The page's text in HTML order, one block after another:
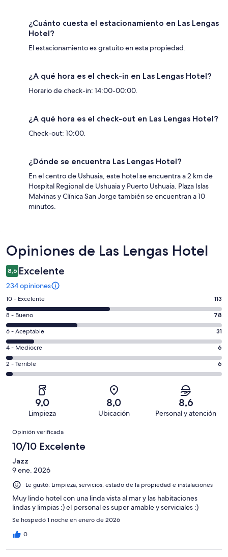
¿Cuánto cuesta el estacionamiento en Las Lengas
Hotel?
El estacionamiento es gratuito en esta propiedad.
¿A qué hora es el check-in en Las Lengas Hotel?
Horario de check-in: 14:00-00:00.
¿A qué hora es el check-out en Las Lengas Hotel?
Check-out: 10:00.
¿Dónde se encuentra Las Lengas Hotel?
En el centro de Ushuaia, este hotel se encuentra a 2 km de
Hospital Regional de Ushuaia y Puerto Ushuaia. Plaza Islas
Malvinas y Clínica San Jorge también se encuentran a 10
minutos.
Opiniones
Opiniones de Las Lengas Hotel
8,6 Excelente
234 opiniones
Evaluación:
10
-
Excelente.
113
de
234
opiniones
10 - Excelente 113
Evaluación:
8
-
Bueno.
78
de
opiniones
8 - Bueno 78
Evaluación:
6
-
Aceptable.
31
opiniones
6 - Aceptable 31
Evaluación:
4
-
4 - Mediocre 6
Evaluación:
2
234
2 - Terrible 6
9,0
Limpieza
8,0
Ubicación
8,6
Personal y atención
Opiniones
Opinión verificada
10/10 Excelente
Jazz
9 ene. 2026
Le gustó: Limpieza, servicios, estado de la propiedad e instalaciones
Muy lindo hotel con una linda vista al mar y las habitaciones
lindas y limpias :) el personal es super amable y serviciales :)
Se hospedó 1 noche en enero de 2026
0